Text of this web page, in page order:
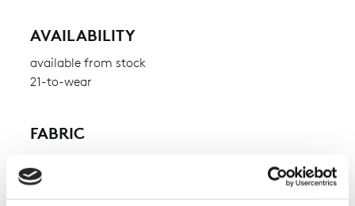
AVAILABILITY
available from stock
21-to-wear
FABRIC
outer fabric 1:
99% recycled polyester,1% carbon
outer fabric 2:99% recycled polyester,1% carbon